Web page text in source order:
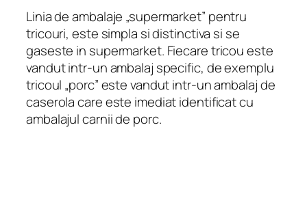
Linia de ambalaje „supermarket” pentru
tricouri, este simpla si distinctiva si se
gaseste in supermarket. Fiecare tricou este
vandut intr-un ambalaj specific, de exemplu
tricoul „porc” este vandut intr-un ambalaj de
caserola care este imediat identificat cu
ambalajul carnii de porc.